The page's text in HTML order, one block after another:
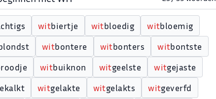
witbiertje witbloedig witbloemig
witbontere witbonters witbontste
witbuiknon witgeelste witgejaste
witgelakte witgelakts witgeverfd